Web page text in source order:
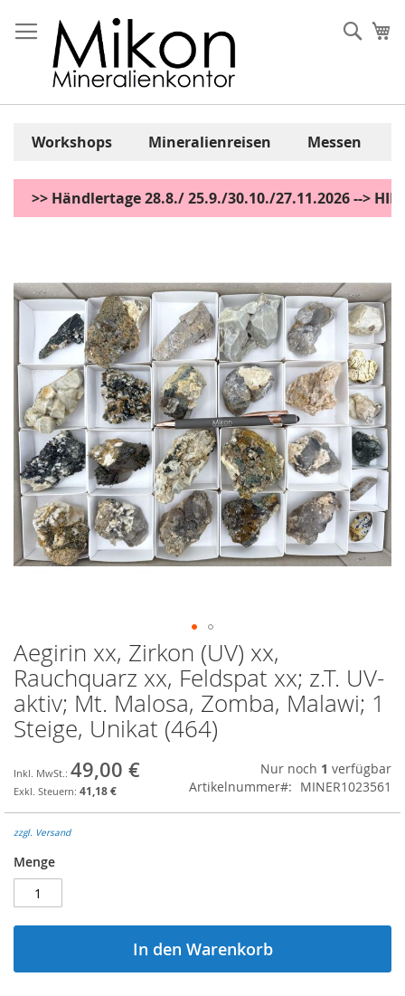
Inhalt
springen
Workshops Mineralienreisen Messen
>> Händlertage 28.8./ 25.9./30.10./27.11.2026 -->
der
Bildgalerie
springen
Zum
Anfang
der
Bildgalerie
springen
Aegirin xx, Zirkon (UV) xx,
Rauchquarz xx, Feldspat xx; z.T. UV-
aktiv; Mt. Malosa, Zomba, Malawi; 1
Steige, Unikat (464)
49,00 €
41,18 €
Nur noch 1 verfügbar
Artikelnummer
MINER1023561
zzgl. Versand
Menge
In den Warenkorb